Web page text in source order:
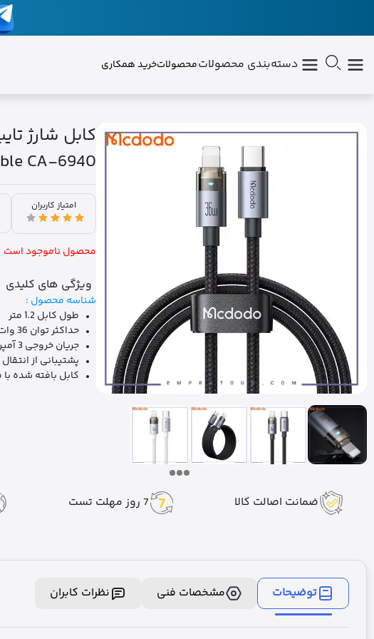
دسته‌بندی محصولاتمحصولاتخرید همکاری
CA-6940
امتیاز کاربران
محصول ناموجود است
ویژگی های کلیدی
شناسه محصول :
طول کابل 1.2 متر
حداکثر توان 36 وات
جریان خروجی 3 آمپر
پشتیبانی از
کابل بافته شده با
ضمانت اصالت کالا 7 روز مهلت تست
توضیحات مشخصات فنی نظرات کابران